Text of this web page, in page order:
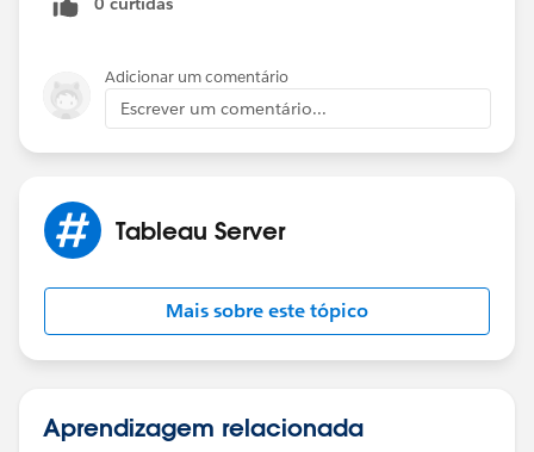
upgrade, you should consider doing a "blue-green"
environment where validation occurs at the upgraded
version, then you do a Tableau backup / restore then
swap / repoint DNS or Reverse Proxy that you may
have. In case, you recovery strategy in case something
Adicionar um comentário
Escrever um comentário...
Tableau Server
Mais sobre este tópico
Aprendizagem relacionada